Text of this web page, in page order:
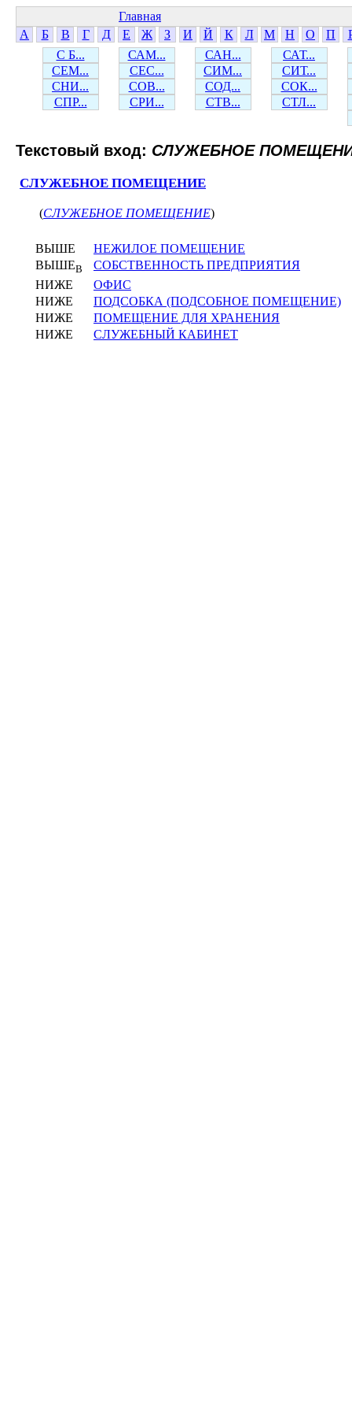
Главная
А
Б В Г Д Е Ж З И Й К Л М Н О П
С Б...
САМ... САН...
САТ...
СЕМ...
СЕС... СИМ...
СИТ...
СНИ...
СОВ... СОД...
СОК...
СПР...
СРИ... СТВ... СТЛ...
Текстовый вход: СЛУЖЕБНОЕ
СЛУЖЕБНОЕ ПОМЕЩЕНИЕ
(СЛУЖЕБНОЕ ПОМЕЩЕНИЕ)
ВЫШЕ
НЕЖИЛОЕ ПОМЕЩЕНИЕ
ВЫШЕВ
СОБСТВЕННОСТЬ ПРЕДПРИЯТИЯ
НИЖЕ
ОФИС
НИЖЕ
ПОДСОБКА (ПОДСОБНОЕ ПОМЕЩЕНИЕ)
НИЖЕ
ПОМЕЩЕНИЕ ДЛЯ ХРАНЕНИЯ
НИЖЕ
СЛУЖЕБНЫЙ КАБИНЕТ